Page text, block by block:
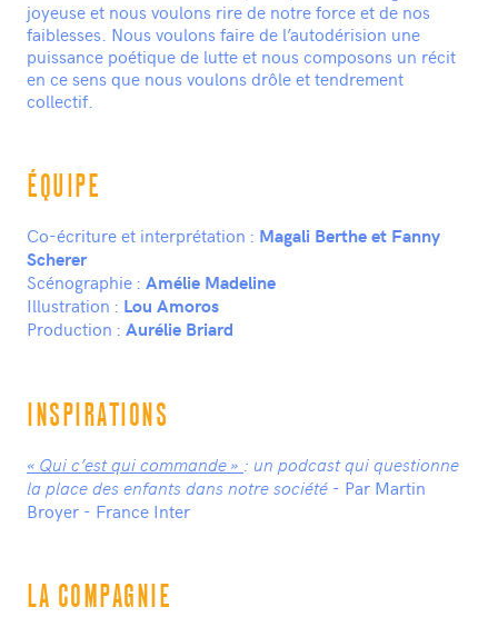
joyeuse et nous voulons rire de notre force et de nos
faiblesses. Nous voulons faire de l’autodérision une
puissance poétique de lutte et nous composons un récit
en ce sens que nous voulons drôle et tendrement
collectif.
ÉQUIPE
Co-écriture et interprétation : Magali Berthe et Fanny
Scherer
Scénographie : Amélie Madeline
Illustration : Lou Amoros
Production : Aurélie Briard
INSPIRATIONS
« Qui c’est qui commande » : un podcast qui questionne
la place des enfants dans notre société - Par Martin
Broyer - France Inter
LA COMPAGNIE